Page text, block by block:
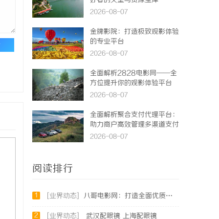
2026-08-07
金牌影院：打造极致观影体验
的专业平台
2026-08-07
全面解析2828电影网——全
方位提升你的观影体验平台
2026-08-07
全面解析聚合支付代理平台：
助力商户高效管理多渠道支付
2026-08-07
阅读排行
1 [业界动态] 八哥电影网：打造全面优质的影视观看新体验
2 [业界动态] 武汉配眼镜 上海配眼镜